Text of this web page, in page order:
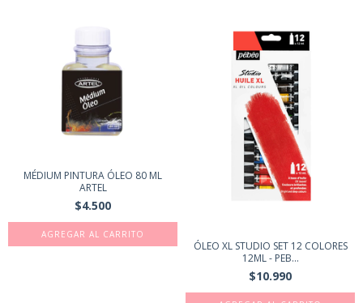
MÉDIUM PINTURA ÓLEO 80 ML
ARTEL
$4.500
ÓLEO XL STUDIO SET 12 COLORES
12ML - PEB...
$10.990